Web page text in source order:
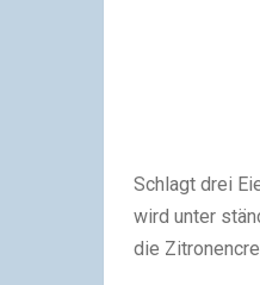
Schlagt drei
wird unter
die